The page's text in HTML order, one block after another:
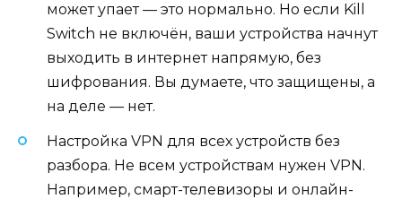
может упает — это нормально. Но если Kill
Switch не включён, ваши устройства начнут
выходить в интернет напрямую, без
шифрования. Вы думаете, что защищены, а
на деле — нет.
Настройка VPN для всех устройств без
разбора. Не всем устройствам нужен VPN.
Например, смарт-телевизоры и онлайн-